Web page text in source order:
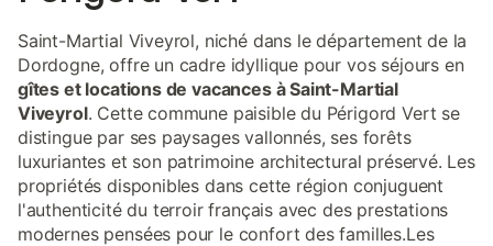
Saint-Martial Viveyrol, niché dans le département de la
Dordogne, offre un cadre idyllique pour vos séjours en
gîtes et locations de vacances à Saint-Martial
Viveyrol. Cette commune paisible du Périgord Vert se
distingue par ses paysages vallonnés, ses forêts
luxuriantes et son patrimoine architectural préservé. Les
propriétés disponibles dans cette région conjuguent
l'authenticité du terroir français avec des prestations
modernes pensées pour le confort des familles.Les